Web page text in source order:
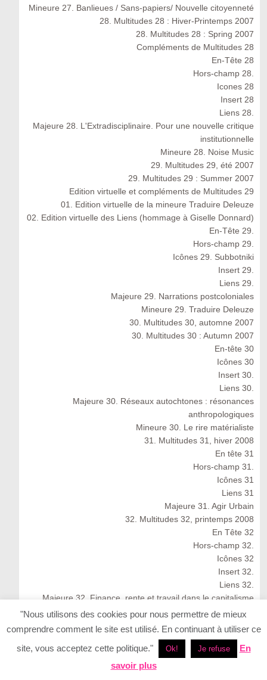
Mineure 27. Banlieues / Sans-papiers/ Nouvelle citoyenneté
28. Multitudes 28 : Hiver-Printemps 2007
28. Multitudes 28 : Spring 2007
Compléments de Multitudes 28
En-Tête 28
Hors-champ 28.
Icones 28
Insert 28
Liens 28.
Majeure 28. L'Extradisciplinaire. Pour une nouvelle critique
institutionnelle
Mineure 28. Noise Music
29. Multitudes 29, été 2007
29. Multitudes 29 : Summer 2007
Edition virtuelle et compléments de Multitudes 29
01. Edition virtuelle de la mineure Traduire Deleuze
02. Edition virtuelle des Liens (hommage à Giselle Donnard)
En-Tête 29.
Hors-champ 29.
Icônes 29. Subbotniki
Insert 29.
Liens 29.
Majeure 29. Narrations postcoloniales
Mineure 29. Traduire Deleuze
30. Multitudes 30, automne 2007
30. Multitudes 30 : Autumn 2007
En-tête 30
Icônes 30
Insert 30.
Liens 30.
Majeure 30. Réseaux autochtones : résonances
anthropologiques
Mineure 30. Le rire matérialiste
31. Multitudes 31, hiver 2008
En tête 31
Hors-champ 31.
Icônes 31
Liens 31
Majeure 31. Agir Urbain
32. Multitudes 32, printemps 2008
En Tête 32
Hors-champ 32.
Icônes 32
Insert 32.
Liens 32.
Majeure 32. Finance, rente et travail dans le capitalisme
cognitif
Multitudes 32 : Spring 2008
33. Multitudes 33 : Summer 2008
"Nous utilisons des cookies pour nous permettre de mieux
comprendre comment le site est utilisé. En continuant à utiliser ce
site, vous acceptez cette politique."
Ok! Je refuse
En
savoir plus